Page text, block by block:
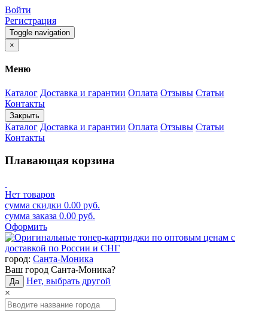
Войти
Регистрация
Toggle navigation
×
Меню
Каталог Доставка и гарантии Оплата Отзывы Статьи
Контакты
Закрыть
Каталог Доставка и гарантии Оплата Отзывы Статьи
Контакты
Плавающая корзина
Нет товаров
сумма скидки 0.00 руб.
сумма заказа 0.00 руб.
Оформить
город: Санта-Моника
Ваш город Санта-Моника?
Да
Нет, выбрать другой
×